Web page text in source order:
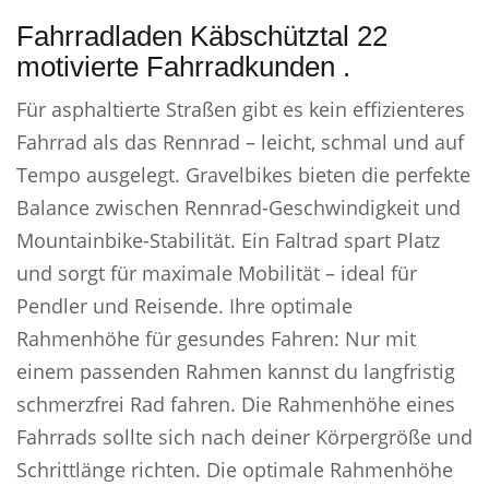
Fahrradladen Käbschütztal 22
motivierte Fahrradkunden .
Für asphaltierte Straßen gibt es kein effizienteres
Fahrrad als das Rennrad – leicht, schmal und auf
Tempo ausgelegt. Gravelbikes bieten die perfekte
Balance zwischen Rennrad-Geschwindigkeit und
Mountainbike-Stabilität. Ein Faltrad spart Platz
und sorgt für maximale Mobilität – ideal für
Pendler und Reisende. Ihre optimale
Rahmenhöhe für gesundes Fahren: Nur mit
einem passenden Rahmen kannst du langfristig
schmerzfrei Rad fahren. Die Rahmenhöhe eines
Fahrrads sollte sich nach deiner Körpergröße und
Schrittlänge richten. Die optimale Rahmenhöhe